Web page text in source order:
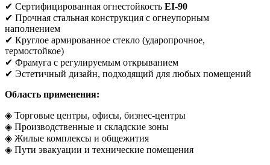
✔ Сертифицированная огнестойкость EI-90
✔ Прочная стальная конструкция с огнеупорным
наполнением
✔ Круглое армированное стекло (ударопрочное,
термостойкое)
✔ Фрамуга с регулируемым открыванием
✔ Эстетичный дизайн, подходящий для любых помещений
Область применения:
◈ Торговые центры, офисы, бизнес-центры
◈ Производственные и складские зоны
◈ Жилые комплексы и общежития
◈ Пути эвакуации и технические помещения